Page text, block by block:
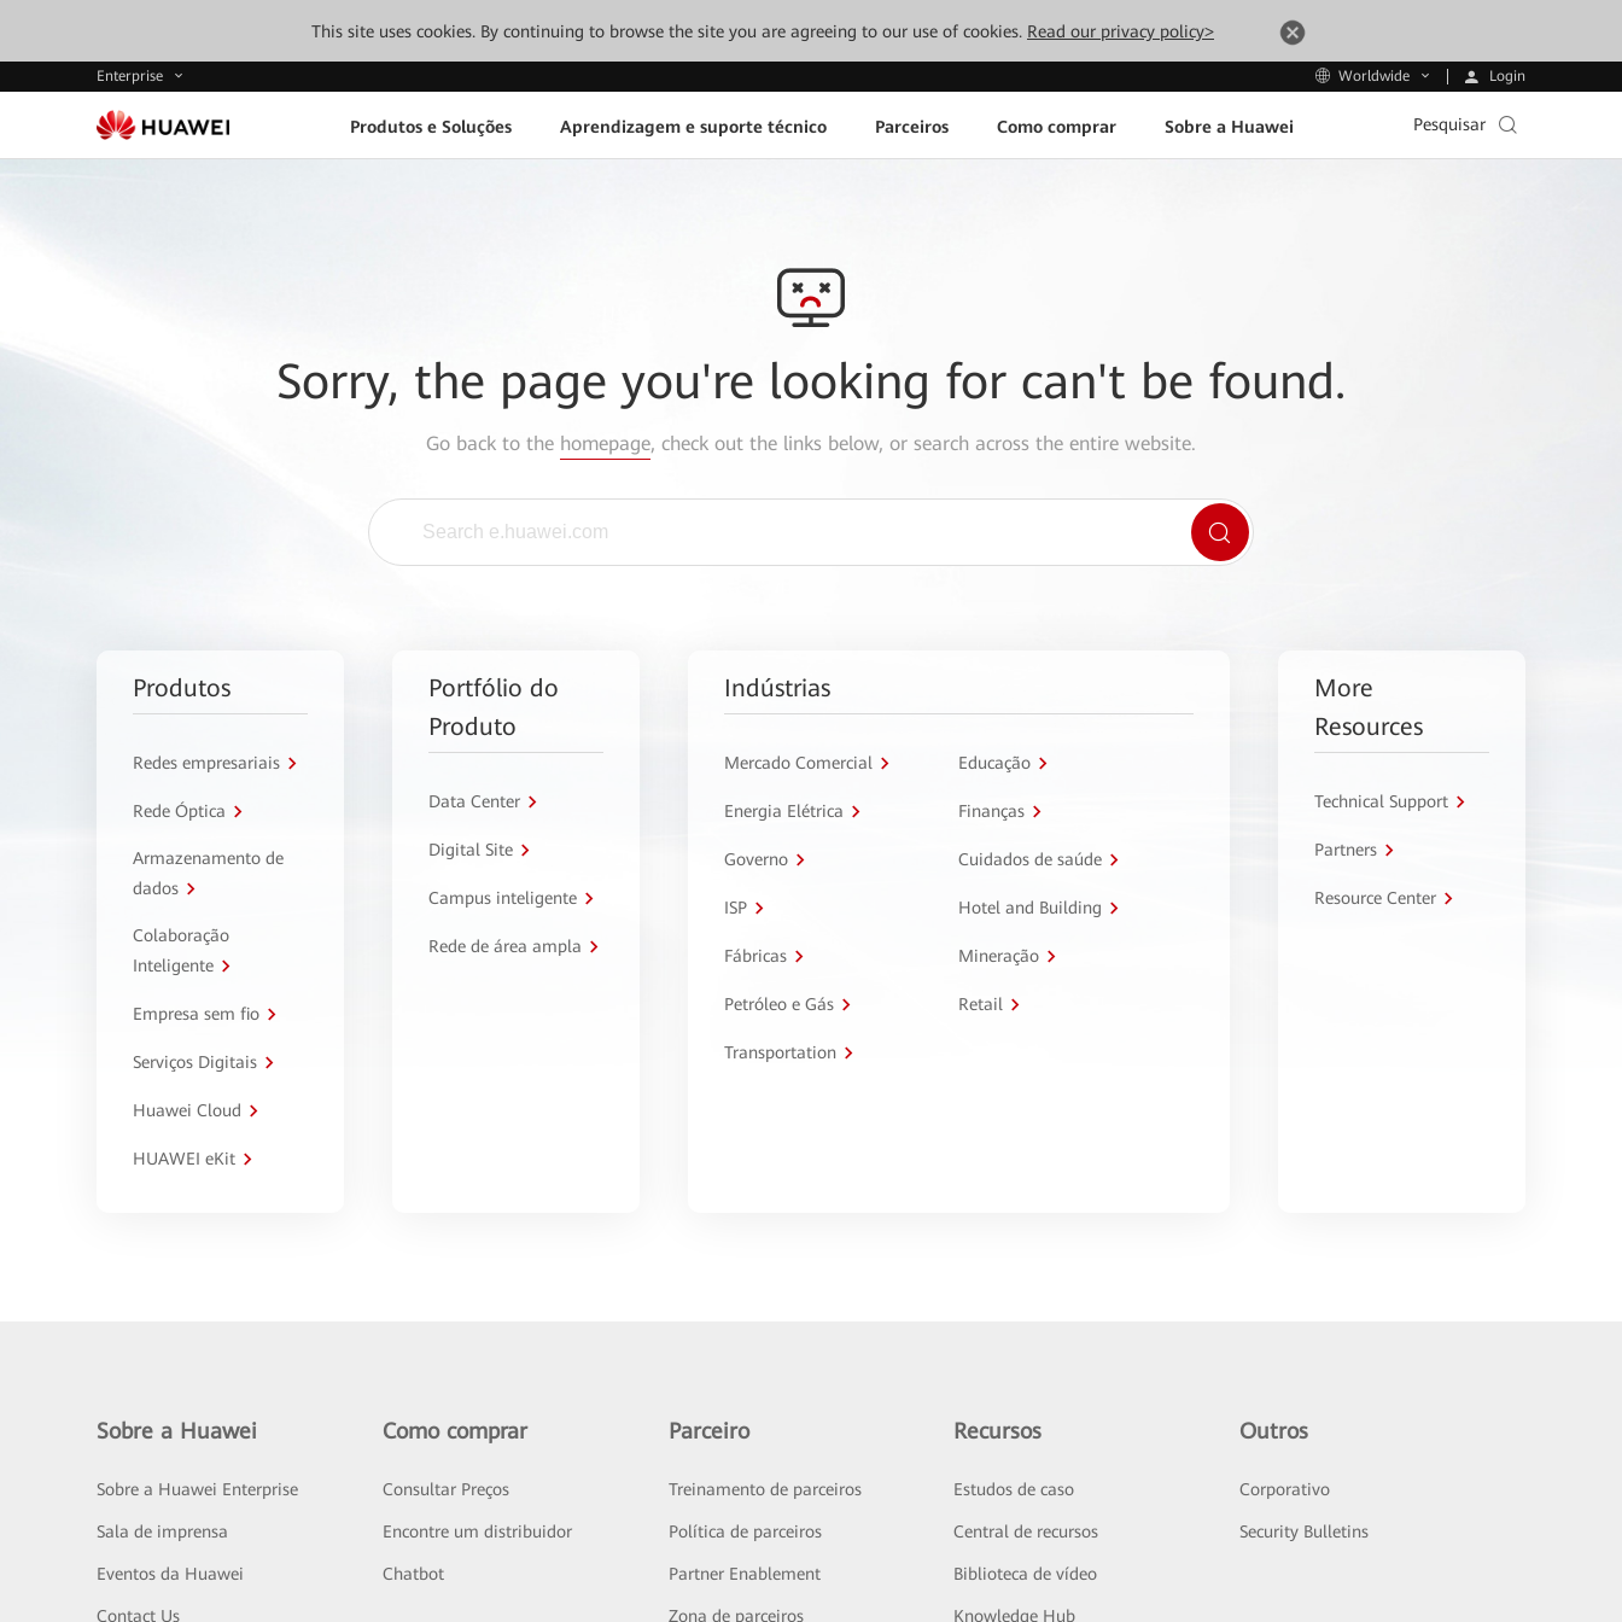
This site uses cookies. By continuing to browse the site you are agreeing to our use of cookies. Read our privacy policy>
Enterprise Worldwide Login
Produtos e Soluções Aprendizagem e suporte técnico Parceiros Como comprar Sobre a Huawei Pesquisar
Sorry, the page you're looking for can't be found.
Go back to the homepage, check out the links below, or search across the entire website.
Produtos
Redes empresariais
Rede Óptica
Armazenamento de
dados
Colaboração
Inteligente
Empresa sem fio
Serviços Digitais
Huawei Cloud
HUAWEI eKit
Portfólio do
Produto
Data Center
Digital Site
Campus inteligente
Rede de área ampla
Indústrias
Mercado Comercial Educação
Energia Elétrica Finanças
Governo Cuidados de saúde
ISP Hotel and Building
Fábricas Mineração
Petróleo e Gás Retail
Transportation
More
Resources
Technical Support
Partners
Resource Center
Sobre a Huawei
Sobre a Huawei Enterprise
Sala de imprensa
Eventos da Huawei
Contact Us
Como comprar
Consultar Preços
Encontre um distribuidor
Chatbot
Parceiro
Treinamento de parceiros
Política de parceiros
Partner Enablement
Zona de parceiros
Recursos
Estudos de caso
Central de recursos
Biblioteca de vídeo
Knowledge Hub
Outros
Corporativo
Security Bulletins